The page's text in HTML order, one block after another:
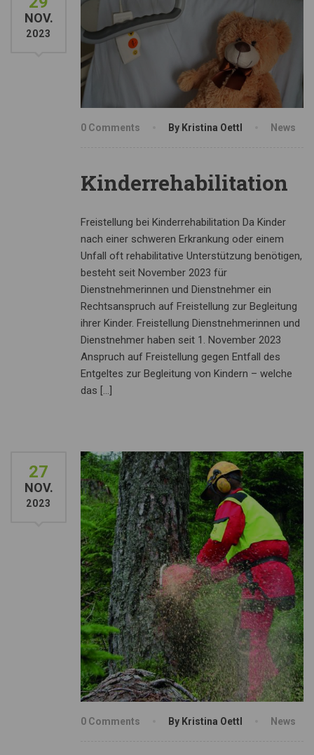
NOV.
2023
0 Comments By Kristina Oettl News
Kinderrehabilitation
Freistellung bei Kinderrehabilitation Da Kinder
nach einer schweren Erkrankung oder einem
Unfall oft rehabilitative Unterstützung benötigen,
besteht seit November 2023 für
Dienstnehmerinnen und Dienstnehmer ein
Rechtsanspruch auf Freistellung zur Begleitung
ihrer Kinder. Freistellung Dienstnehmerinnen und
Dienstnehmer haben seit 1. November 2023
Anspruch auf Freistellung gegen Entfall des
Entgeltes zur Begleitung von Kindern – welche
das […]
27
NOV.
2023
0 Comments By Kristina Oettl News